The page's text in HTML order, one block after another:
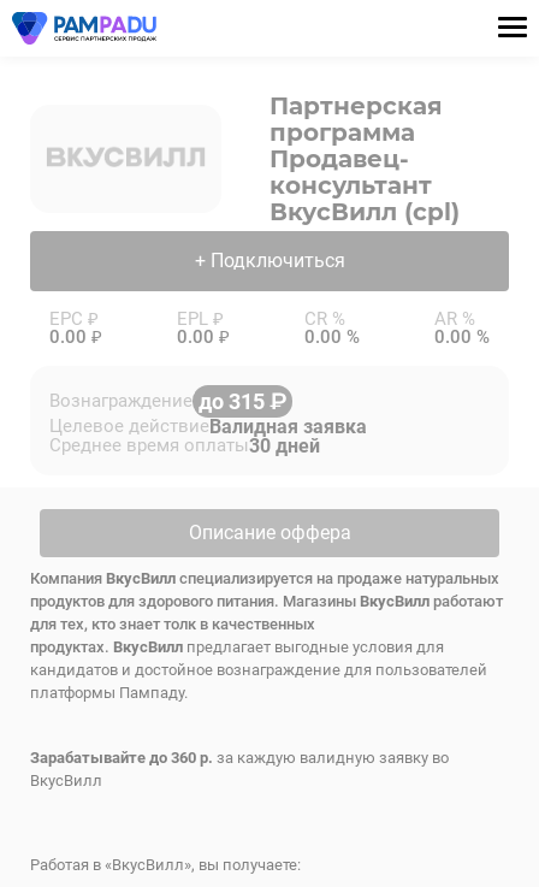
Партнерская
программа
Продавец-
консультант
ВкусВилл (cpl)
+ Подключиться
EPC ₽
0.00 ₽
EPL ₽
0.00 ₽
CR %
0.00 %
AR %
0.00 %
Вознаграждение до 315
Целевое действиеВалидная заявка
Среднее время оплаты30 дней
Описание оффера
Компания ВкусВилл специализируется на продаже натуральных
продуктов для здорового питания. Магазины ВкусВилл работают
для тех, кто знает толк в качественных
продуктах. ВкусВилл предлагает выгодные условия для
кандидатов и достойное вознаграждение для пользователей
платформы Пампаду.
Зарабатывайте до 360 р. за каждую валидную заявку во
ВкусВилл
Работая в «ВкусВилл», вы получаете: